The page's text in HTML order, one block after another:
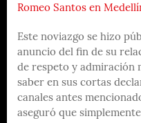
Romeo Santos en
Este noviazgo se hizo
anuncio del fin de su
de respeto y admiración
saber en sus cortas
canales antes
aseguró que